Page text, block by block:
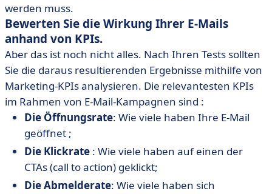
werden muss.
Bewerten Sie die Wirkung Ihrer E-Mails
anhand von KPIs.
Aber das ist noch nicht alles. Nach Ihren Tests sollten
Sie die daraus resultierenden Ergebnisse mithilfe von
Marketing-KPIs analysieren. Die relevantesten KPIs
im Rahmen von E-Mail-Kampagnen sind :
Die Öffnungsrate: Wie viele haben Ihre E-Mail
geöffnet ;
Die Klickrate : Wie viele haben auf einen der
CTAs (call to action) geklickt;
Die Abmelderate: Wie viele haben sich